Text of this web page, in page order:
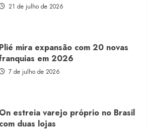
21 de julho de 2026
Plié mira expansão com 20 novas
em 2026
7 de julho de 2026
On estreia varejo próprio no Brasil
com duas lojas